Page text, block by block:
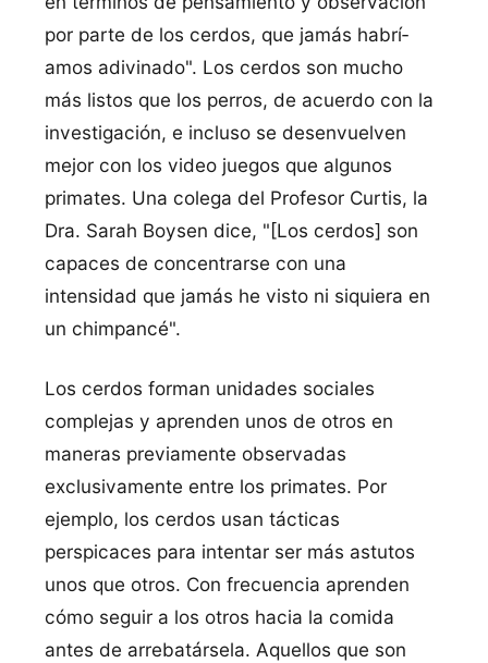
por parte de los cerdos, que jamás habrí­
amos adivinado". Los cerdos son mucho
más listos que los perros, de acuerdo con la
investigación, e incluso se desenvuelven
mejor con los video juegos que algunos
primates. Una colega del Profesor Curtis, la
Dra. Sarah Boysen dice, "[Los cerdos] son
capaces de concentrarse con una
intensidad que jamás he visto ni siquiera en
un chimpancé".
Los cerdos forman unidades sociales
complejas y aprenden unos de otros en
maneras previamente observadas
exclusivamente entre los primates. Por
ejemplo, los cerdos usan tácticas
perspicaces para intentar ser más astutos
unos que otros. Con frecuencia aprenden
cómo seguir a los otros hacia la comida
antes de arrebatársela. Aquellos que son